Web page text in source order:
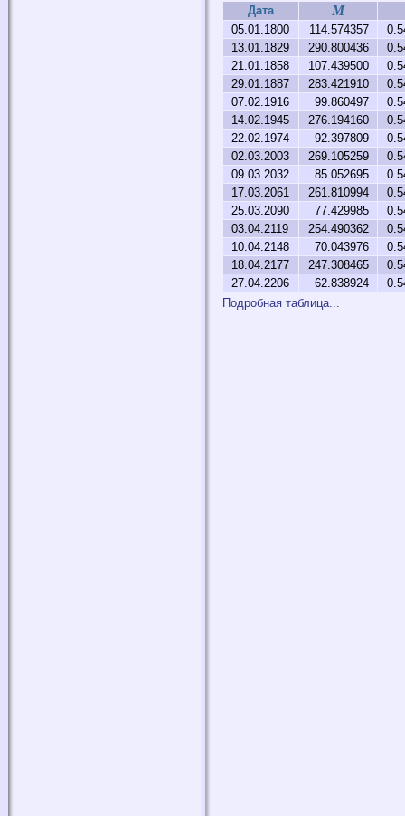
Дата M
05.01.1800 114.574357
13.01.1829
290.800436
21.01.1858
107.439500
29.01.1887
283.421910
07.02.1916
99.860497
14.02.1945
276.194160
22.02.1974
92.397809
02.03.2003
269.105259
09.03.2032
85.052695
17.03.2061
261.810994
25.03.2090
77.429985
03.04.2119
254.490362
10.04.2148
70.043976
18.04.2177
247.308465
27.04.2206
62.838924
Подробная таблица...